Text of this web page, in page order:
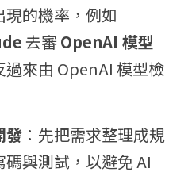
去審 OpenAI 模型
來由 OpenAI 模型檢
發 ：先把需求整理成規
與測試，以避免 AI